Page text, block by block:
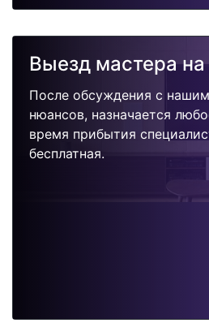
Выезд мастера
После обсуждения с
нюансов, назначается
время прибытия
бесплатная.